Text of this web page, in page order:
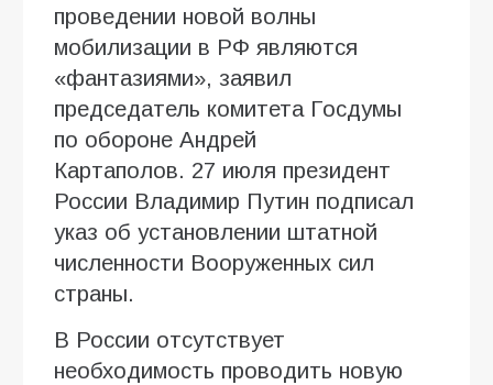
проведении новой волны
мобилизации в РФ являются
«фантазиями», заявил
председатель комитета Госдумы
по обороне Андрей
Картаполов. 27 июля президент
России Владимир Путин подписал
указ об установлении штатной
численности Вооруженных сил
страны.
В России отсутствует
необходимость проводить новую